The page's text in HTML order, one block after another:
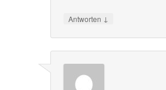
Antworten ↓